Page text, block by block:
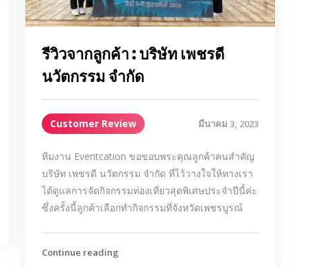
รีวิวจากลูกค้า : บริษัท เพชรดี
นวัตกรรม จำกัด
Customer Review มีนาคม 3, 2023
ทีมงาน Eventcation ขอขอบพระคุณลูกค้าคนสำคัญ
บริษัท เพชรดี นวัตกรรม จำกัด ที่ไว้วางใจให้ทางเรา
ได้ดูแลการจัดกิจกรรมท่องเที่ยวสุดพิเศษประจำปีนี้ค่ะ
ซึ่งครั้งนี้ลูกค้าเลือกทำกิจกรรมที่จังหวัดเพชรบูรณ์
Continue reading